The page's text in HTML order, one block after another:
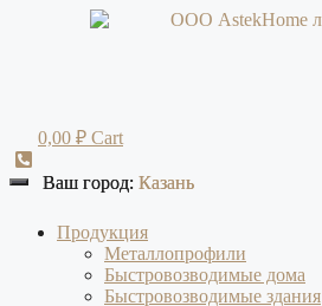
0,00 ₽ Cart
Продукция
Металлопрофили
Быстровозводимые дома
Быстровозводимые здания
Ваш город: Казань
Ваш город: Казань